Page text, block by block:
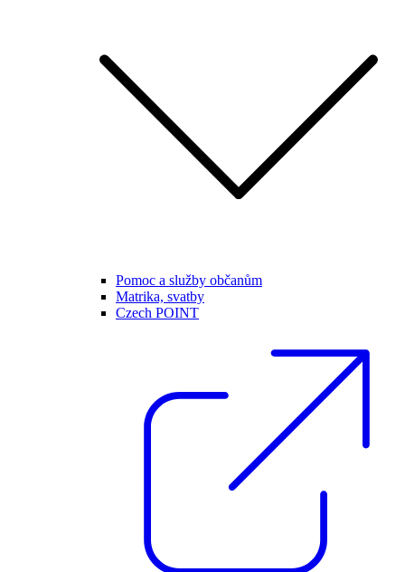
Pomoc a služby občanům
Matrika, svatby
Czech POINT